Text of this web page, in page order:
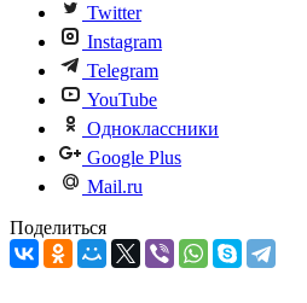
Twitter
Instagram
Telegram
YouTube
Одноклассники
Google Plus
Mail.ru
Поделиться